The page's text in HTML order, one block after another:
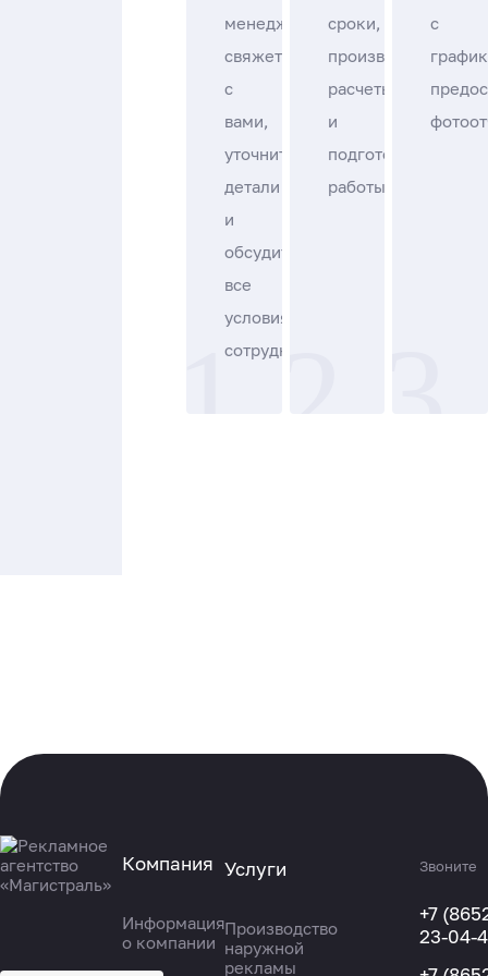
менеджер
свяжется
с
вами,
уточнит
детали
и
обсудит
все
условия
сотрудничества.
сроки,
производим
расчеты
и
подготовительные
работы.
с
Компания
Информация
о компании
Услуги
Производство
наружной
рекламы
Звоните
+7
23-04-